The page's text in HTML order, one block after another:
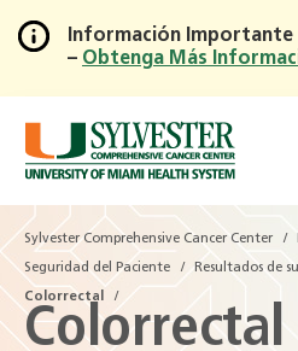
Skip
to
Main
Content
Información Importante
– Obtenga Más
Sylvester Comprehensive Cancer Center
Seguridad del Paciente Resultados de
Colorrectal
Colorrectal